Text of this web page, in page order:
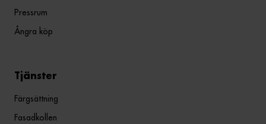
Pressrum
Ångra köp
Tjänster
Färgsättning
Fasadkollen